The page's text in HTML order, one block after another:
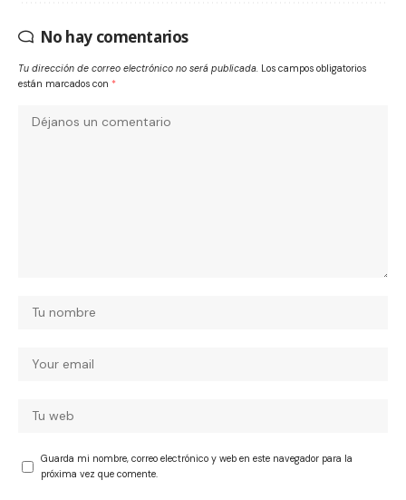
No hay comentarios
Tu dirección de correo electrónico no será publicada. Los campos obligatorios
están marcados con *
Guarda mi nombre, correo electrónico y web en este navegador para la
próxima vez que comente.